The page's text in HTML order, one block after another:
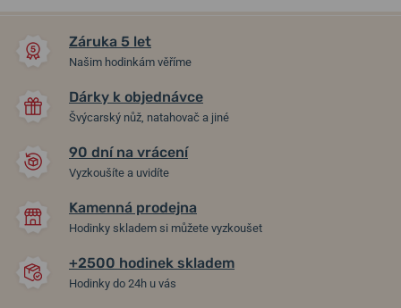
Záruka 5 let
Našim hodinkám věříme
Dárky k objednávce
Švýcarský nůž, natahovač a jiné
90 dní na vrácení
Vyzkoušíte a uvidíte
Kamenná prodejna
Hodinky skladem si můžete vyzkoušet
+2500 hodinek skladem
Hodinky do 24h u vás